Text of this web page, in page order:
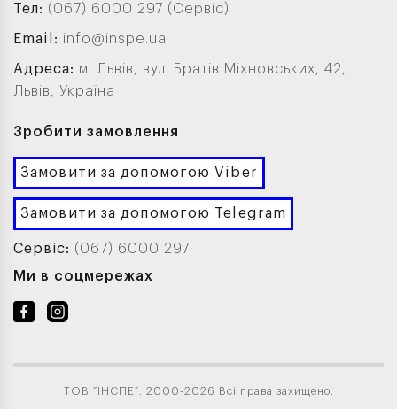
Тел: (067) 6000 297 (Сервіс)
Email: info@inspe.ua
Адреса: м. Львів, вул. Братів Міхновських, 42,
Львів, Україна
Зробити замовлення
Замовити за допомогою Viber
Замовити за допомогою Telegram
Сервіс: (067) 6000 297
Ми в соцмережах
ТОВ “ІНСПЕ”. 2000-2026 Всі права захищено.